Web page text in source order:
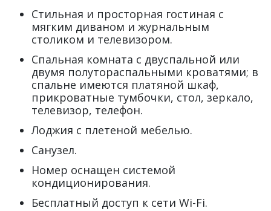
Стильная и просторная гостиная с
мягким диваном и журнальным
столиком и телевизором.
Спальная комната с двуспальной или
двумя полутораспальными кроватями; в
спальне имеются платяной шкаф,
прикроватные тумбочки, стол, зеркало,
телевизор, телефон.
Лоджия с плетеной мебелью.
Санузел.
Номер оснащен системой
кондиционирования.
Бесплатный доступ к сети Wi-Fi.